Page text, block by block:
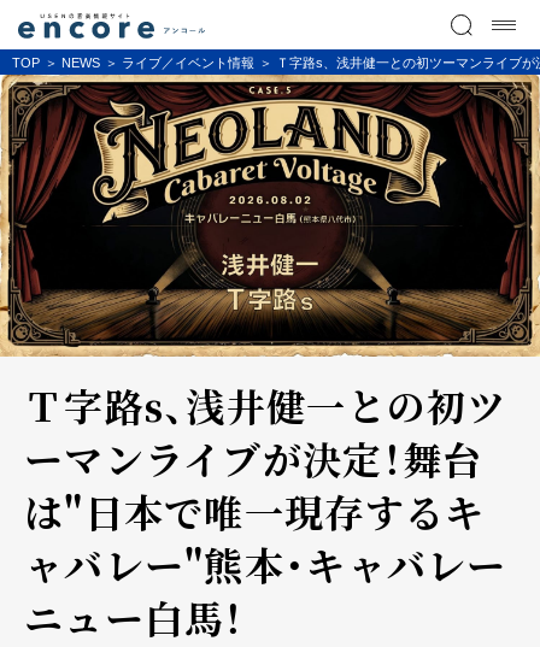
TOP NEWS ライブ／イベント情報 Ｔ字路s、浅井健一との初ツーマンライブ
Ｔ字路s、浅井健一との初ツ
ーマンライブが決定！舞台
は"日本で唯一現存するキ
ャバレー"熊本・キャバレー
ニュー白馬！